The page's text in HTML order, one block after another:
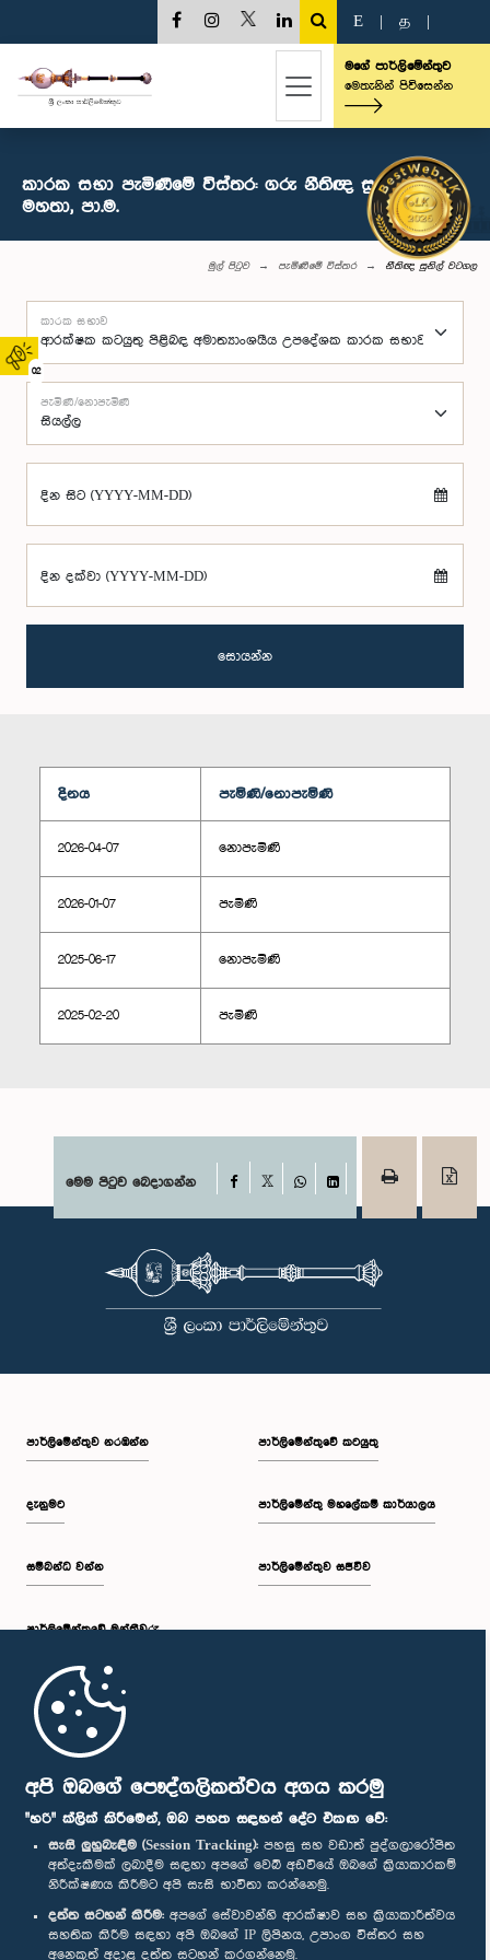
අපි ඔබගේ පෞද්ගලිකත්වය අගය කරමු
"හරි" ක්ලික් කිරීමෙන්, ඔබ පහත සඳහන් දේට එකඟ වේ:
සැසි ලුහුබැඳීම (Session Tracking): පහසු සහ වඩාත් පුද්ගලාරෝපිත
අත්දැකීමක් ලබාදීම සඳහා අපගේ වෙබ් අඩවියේ ඔබගේ ක්‍රියාකාරකම්
නිරීක්ෂණය කිරීමට අපි සැසි භාවිතා කරන්නෙමු.
දත්ත සටහන් කිරීම: අපගේ සේවාවන්හි ආරක්ෂාව සහ ක්‍රියාකාරීත්වය
සහතික කිරීම සඳහා අපි ඔබගේ IP ලිපිනය, උපාංග විස්තර සහ
අනෙකුත් අදාළ දත්ත සටහන් කරගන්නෙමු.
02
E த
මගේ පාර්ලිමේන්තුව
මෙතැනින් පිවිසෙන්න
කාරක සභා පැමිණීමේ විස්තර: ගරු නීතිඥ සුනිල් වටගල
මහතා, පා.ම.
මුල් පිටුව පැමිණීමේ විස්තර නීතිඥ සුනිල් වටගල
කාරක සභාව
පැමිණි/නොපැමිණි
දින සිට (YYYY-MM-DD)
දින දක්වා (YYYY-MM-DD)
සොයන්න
දිනය පැමිණි/නොපැමිණි
2026-04-07 නොපැමිණි
2026-01-07 පැමිණි
2025-06-17 නොපැමිණි
2025-02-20 පැමිණි
මෙම පිටුව බෙදාගන්න Facebook
WhatsAppLinkedIn
පාර්ලි‌මේන්තුව නරඹන්න
දැනුමට
සම්බන්ධ වන්න
පාර්ලි‌මේන්තුවේ මන්ත්‍රීවරු
මුල් පිටුව
පාර්ලිමේන්තුවේ කටයුතු
පාර්ලිමේන්තු මහලේකම් කාර්යාලය
පාර්ලිමේන්තුව සජීවීව
පාර්ලිමේන්තු ජංගම යෙදුම
අප හා සම්බන්ධ වී සිටින්න :